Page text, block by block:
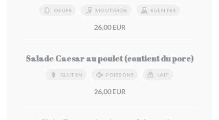
OEUFS MOUTARDE SULFITES
26,00 EUR
Salade Caesar au poulet (contient du porc)
GLUTEN POISSONS LAIT
26,00 EUR